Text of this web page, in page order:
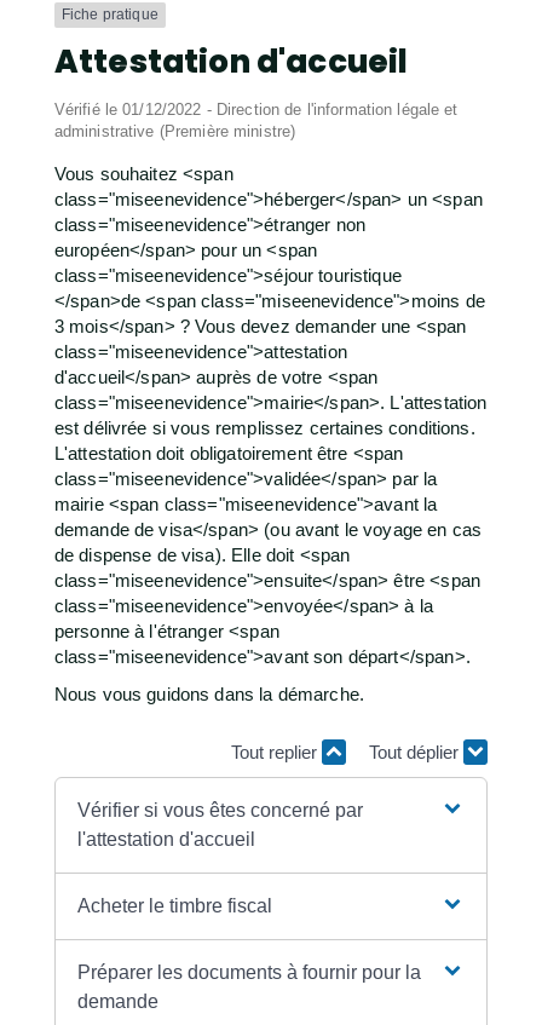
Fiche pratique
Attestation d'accueil
Vérifié le 01/12/2022 - Direction de l'information légale et
administrative (Première ministre)
Vous souhaitez <span
class="miseenevidence">héberger</span> un <span
class="miseenevidence">étranger non
européen</span> pour un <span
class="miseenevidence">séjour touristique
</span>de <span class="miseenevidence">moins de
3 mois</span> ? Vous devez demander une <span
class="miseenevidence">attestation
d'accueil</span> auprès de votre <span
class="miseenevidence">mairie</span>. L'attestation
est délivrée si vous remplissez certaines conditions.
L'attestation doit obligatoirement être <span
class="miseenevidence">validée</span> par la
mairie <span class="miseenevidence">avant la
demande de visa</span> (ou avant le voyage en cas
de dispense de visa). Elle doit <span
class="miseenevidence">ensuite</span> être <span
class="miseenevidence">envoyée</span> à la
personne à l'étranger <span
class="miseenevidence">avant son départ</span>.
Nous vous guidons dans la démarche.
Tout replier Tout déplier
Vérifier si vous êtes concerné par
l'attestation d'accueil
Acheter le timbre fiscal
Préparer les documents à fournir pour la
demande